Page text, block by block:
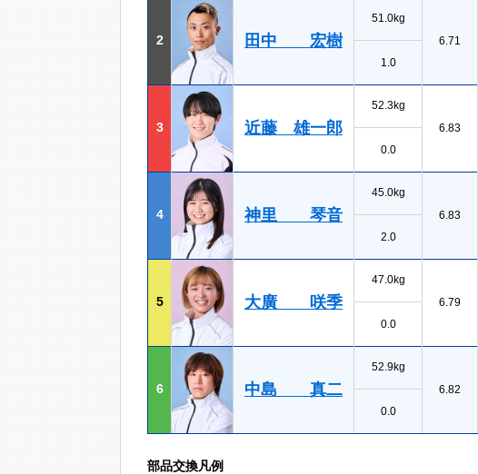
2 田中 宏樹
51.0kg
6.71
1.0
3 近藤 雄一郎
52.3kg
6.83
0.0
4 神里 琴音
45.0kg
6.83
2.0
5 大廣 咲季
47.0kg
6.79
0.0
6 中島 真二
52.9kg
6.82
0.0
部品交換凡例